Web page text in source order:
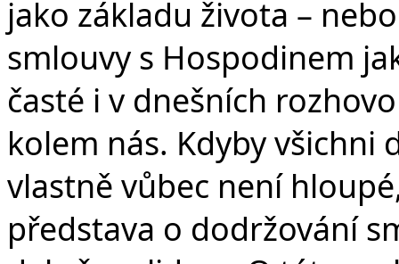
jako základu života –
smlouvy s Hospodinem
časté i v dnešních
kolem nás. Kdyby
vlastně vůbec není
představa o dodržování